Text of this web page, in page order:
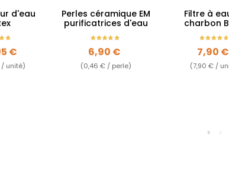
d'eau
€
/ unité)
Perles céramique EM
purificatrices d'eau
Prix
6,90 €
(0,46 € / perle)
Filtre à
charbon
Prix
7,90 €
(7,90 € /